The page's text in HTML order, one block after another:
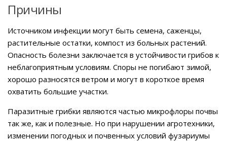
Причины
Источником инфекции могут быть семена, саженцы,
растительные остатки, компост из больных растений.
Опасность болезни заключается в устойчивости грибов к
неблагоприятным условиям. Споры не погибают зимой,
хорошо разносятся ветром и могут в короткое время
охватить большие участки.
Паразитные грибки являются частью микрофлоры почвы
так же, как и полезные. Но при нарушении агротехники,
изменении погодных и почвенных условий фузариумы